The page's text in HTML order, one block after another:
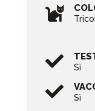

 Sì
 Sì